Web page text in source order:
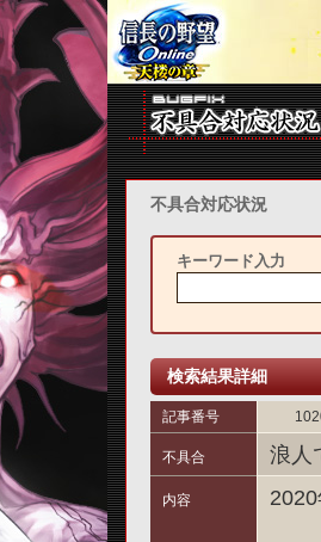
不具合対応状況
キーワード入力
検索結果詳細
記事番号
不具合 浪人
内容